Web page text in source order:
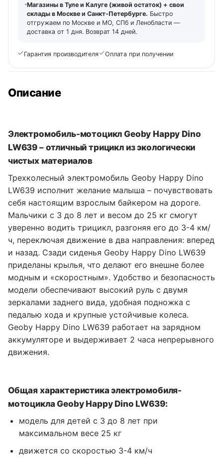
Магазины в Туле и Калуге (живой остаток) + свои
склады в Москве и Санкт-Петербурге. Быстро
отгружаем по Москве и МО, СПб и Ленобласти —
доставка от 1 дня. Возврат 14 дней.
Гарантия производителя Оплата при получении
Описание
Электромобиль-мотоцикл Geoby Happy Dino
LW639 – отличный трицикл из экологически
чистых материалов
Трехколесный электромобиль Geoby Happy Dino
LW639 исполнит желание малыша – почувствовать
себя настоящим взрослым байкером на дороге.
Мальчики с 3 до 8 лет и весом до 25 кг смогут
уверенно водить трицикл, разгоняя его до 3-4 км/
ч, переключая движение в два направления: вперед
и назад. Сзади сиденья Geoby Happy Dino LW639
приделаны крылья, что делают его внешне более
модным и «скоростным». Удобство и безопасность
модели обеспечивают высокий руль с двумя
зеркалами заднего вида, удобная подножка с
педалью хода и крупные устойчивые колеса.
Geoby Happy Dino LW639 работает на зарядном
аккумуляторе и выдерживает 2 часа непрерывного
движения.
Общая характеристика электромобиля-
мотоцикла Geoby Happy Dino LW639:
модель для детей с 3 до 8 лет при
максимальном весе 25 кг
движется со скоростью 3-4 км/ч